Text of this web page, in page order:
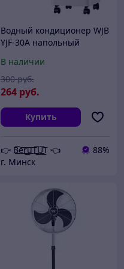
Водный кондиционер WJB
YJF-30A напольный
В наличии
264 руб.
300 руб.
Купить
👉 B͟͞e͟͞r͟͟͞u͟͞T͟͟͞U͟͟͞T 👈
88%
г. Минск